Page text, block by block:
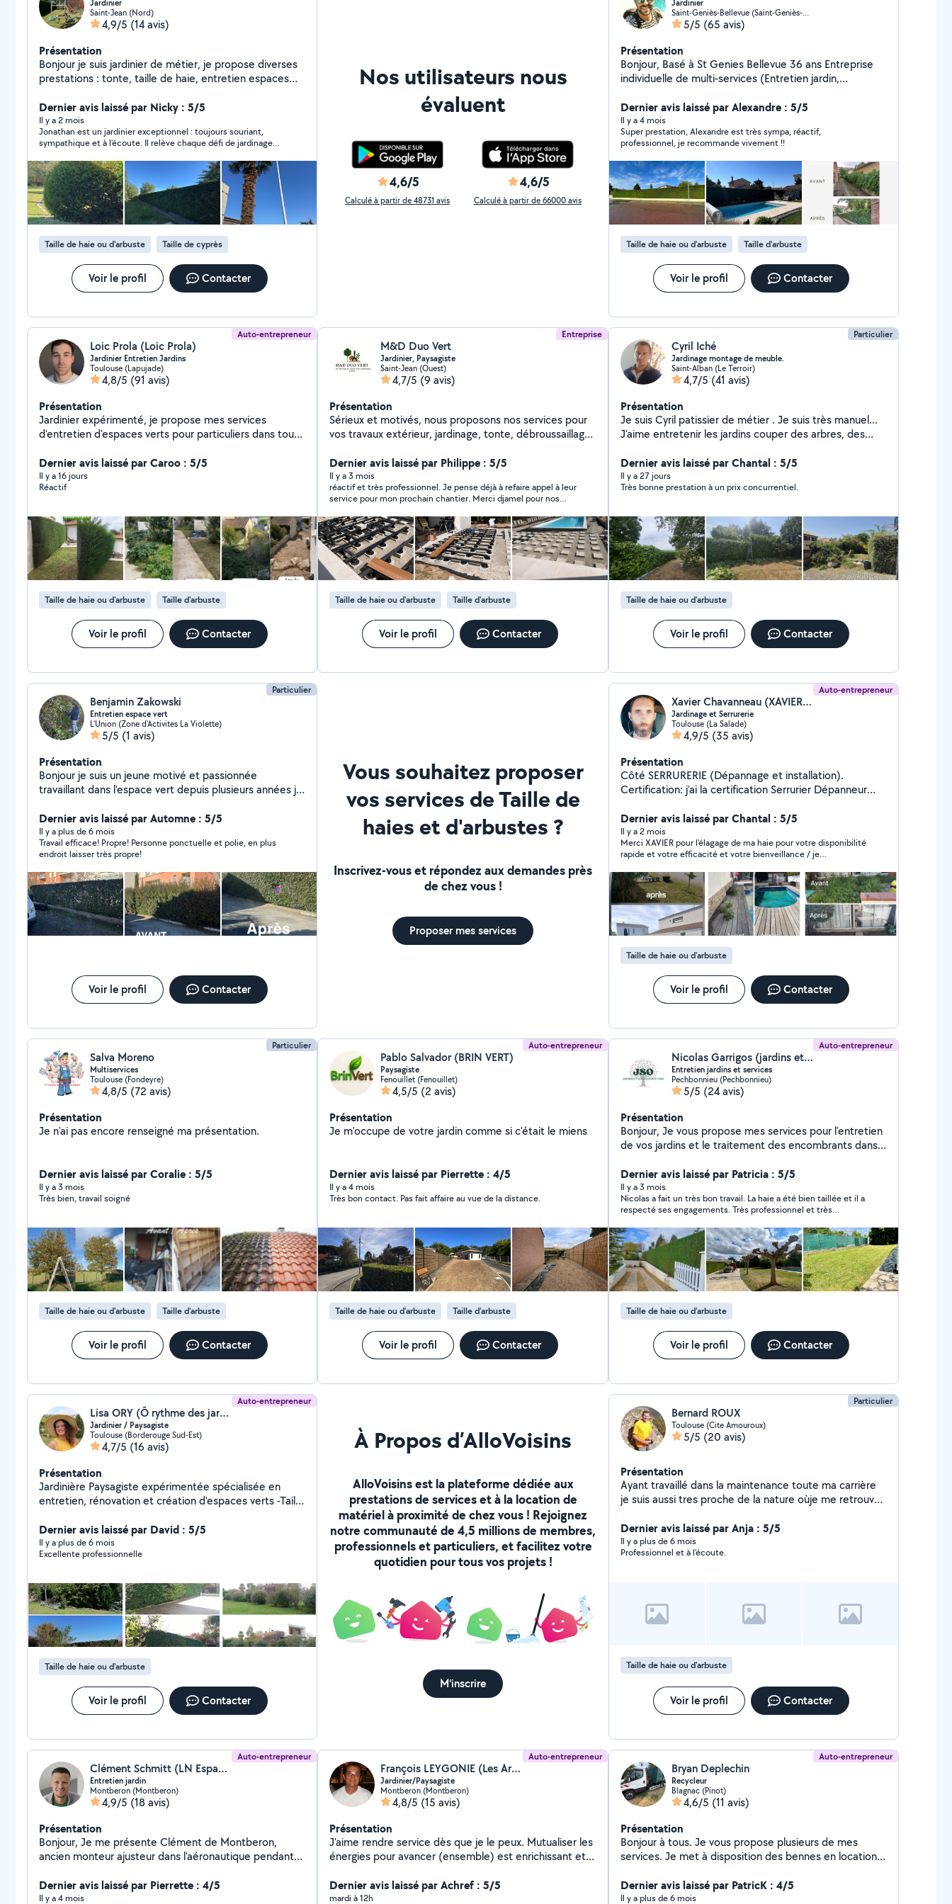
Jardinier
Saint-Jean (Nord)
4,9/5 (14 avis)
Présentation
Bonjour je suis jardinier de métier, je propose diverses
prestations : tonte, taille de haie, entretien espaces
matériel nécessaire : tondeuse, tailles haies thermique
et électrique sur perche, élagueuse sur perche,
débroussailleuse, échafaudage, grande remorque etc.
Au plaisir.
Dernier avis laissé par Nicky : 5/5
Il y a 2 mois
Jonathan est un jardinier exceptionnel : toujours souriant,
sympathique et à l’écoute. Il relève chaque défi de jardinage
d’humilité. Son efficacité est remarquable et il travaille toujours
dans la bonne humeur, ce qui rend les échanges très agréables.
En plus de la qualité irréprochable de son travail, ses tarifs sont
très justes au regard du résultat obtenu. Un excellent rapport
qualité/prix que je recommande sans hésitation !
Taille de haie ou d'arbuste Taille de cyprès
Voir le profil Contacter
Nos utilisateurs nous
évaluent
4,6/5
Calculé à partir de 48731 avis
4,6/5
Calculé à partir de 66000 avis
Jardinier
Saint-Geniès-Bellevue (Saint-Geniès-Bellevue)
5/5 (65 avis)
Présentation
Bonjour, Basé à St Genies Bellevue 36 ans Entreprise
individuelle de multi-services (Entretien jardin,
poubelles, mobiliers etc) Après 10 ans dans la salariat
pour une entreprise française, j'ai décidé de travailler à
mon compte et en extèrieur. Toujours aux services des
clients comme dans mon ancien métier, ça ça ne
change pas !
Dernier avis laissé par Alexandre : 5/5
Il y a 4 mois
Super prestation, Alexandre est très sympa, réactif,
professionnel, je recommande vivement !!
Taille de haie ou d'arbuste Taille d'arbuste
Voir le profil Contacter
Auto-entrepreneur
Loic Prola (Loic Prola)
Jardinier Entretien Jardins
Toulouse (Lapujade)
4,8/5 (91 avis)
Présentation
Jardinier expérimenté, je propose mes services
d'entretien d'espaces verts pour particuliers dans tout
(tondeuse et grandes surfaces au tracteur)
Débroussaillage Taille de haies Soufflage de feuilles
Désherbage et entretien général Je possède tout le
l'évacuation des déchets verts Plusieurs années
d'expérience Intervention rapide dans tout le 31
(Haute-Garonne) Devis gratuit sur demande
Dernier avis laissé par Caroo : 5/5
Il y a 16 jours
Réactif
Taille de haie ou d'arbuste Taille d'arbuste
Voir le profil Contacter
Entreprise
M&D Duo Vert
Jardinier, Paysagiste
Saint-Jean (Ouest)
4,7/5 (9 avis)
Présentation
Sérieux et motivés, nous proposons nos services pour
vos travaux extérieur, jardinage, tonte, débroussaillage,
création et aménagement de jardin, conception de
terrasses et terrassement d'allées etc Nous sommes
disponible rapidement. N'hésitez pas à nous contacter
!
Dernier avis laissé par Philippe : 5/5
Il y a 3 mois
réactif et très professionnel. Je pense déjà à refaire appel à leur
service pour mon prochain chantier. Merci djamel pour nos
Taille de haie ou d'arbuste Taille d'arbuste
Voir le profil Contacter
Particulier
Cyril Iché
Jardinage montage de meuble.
Saint-Alban (Le Terroir)
4,7/5 (41 avis)
Présentation
Je suis Cyril patissier de métier . Je suis très manuel...
J'aime entretenir les jardins couper des arbres, des
également des meubles. N'hésitez pas à me contacter
pour ces services..
Dernier avis laissé par Chantal : 5/5
Il y a 27 jours
Très bonne prestation à un prix concurrentiel.
Taille de haie ou d'arbuste
Voir le profil Contacter
Particulier
Benjamin Zakowski
Entretien espace vert
L'Union (Zone d'Activites La Violette)
5/5 (1 avis)
Présentation
Bonjour je suis un jeune motivé et passionnée
travaillant dans l'espace vert depuis plusieurs années je
entretien de jardin )
Dernier avis laissé par Automne : 5/5
Il y a plus de 6 mois
Travail efficace! Propre! Personne ponctuelle et polie, en plus
endroit laisser très propre!
Voir le profil Contacter
Vous souhaitez proposer
vos services de Taille de
haies et d'arbustes ?
Inscrivez-vous et répondez aux demandes près
de chez vous !
Proposer mes services
Auto-entrepreneur
Xavier Chavanneau (XAVIER SERRURIER 31 DEPANNAGE MULTISERVICES)
Jardinage et Serrurerie
Toulouse (La Salade)
4,9/5 (35 avis)
Présentation
Côté SERRURERIE (Dépannage et installation).
Certification: j'ai la certification Serrurier Dépanneur
claquée 24/24. Remplacement de cylindres toutes
marques. Installation de verrous et serrures. Côté
JARDIN (entretien et remise au propre). CESU
possible (crédit d'impôt à 50%) Tonte de pelouse et
débroussaillage. Tailles de haies arbustes et rosiers.
Évacuation des déchets verts. Dechetterie
Dernier avis laissé par Chantal : 5/5
Il y a 2 mois
Merci XAVIER pour l'élagage de ma haie pour votre disponibilité
rapide et votre efficacité et votre bienveillance / je
Taille de haie ou d'arbuste
Voir le profil Contacter
Particulier
Salva Moreno
Multiservices
Toulouse (Fondeyre)
4,8/5 (72 avis)
Présentation
Je n'ai pas encore renseigné ma présentation.
Dernier avis laissé par Coralie : 5/5
Il y a 3 mois
Très bien, travail soigné
Taille de haie ou d'arbuste Taille d'arbuste
Voir le profil Contacter
Auto-entrepreneur
Pablo Salvador (BRIN VERT)
Paysagiste
Fenouillet (Fenouillet)
4,5/5 (2 avis)
Présentation
Je m'occupe de votre jardin comme si c'était le miens
Dernier avis laissé par Pierrette : 4/5
Il y a 4 mois
Très bon contact. Pas fait affaire au vue de la distance.
Taille de haie ou d'arbuste Taille d'arbuste
Voir le profil Contacter
Auto-entrepreneur
Nicolas Garrigos (jardins et services Occitans)
Entretien jardins et services
Pechbonnieu (Pechbonnieu)
5/5 (24 avis)
Présentation
Bonjour, Je vous propose mes services pour l'entretien
de vos jardins et le traitement des encombrants dans
pelouse/débroussaillage Taille de haies/arbustes
Élagage/abattage Passage motoculteur Enlèvement
des déchets verts et encombrants Services + :
Ramassage de feuilles , Rangement de bois, Plantation,
Arrosage, Nettoyage , Karcher, débarras..
Dernier avis laissé par Patricia : 5/5
Il y a 3 mois
Nicolas a fait un très bon travail. La haie a été bien taillée et il a
respecté ses engagements. Très professionnel et très
travaux.
Taille de haie ou d'arbuste
Voir le profil Contacter
Auto-entrepreneur
Lisa ORY (Ô rythme des jardins)
Jardinier / Paysagiste
Toulouse (Borderouge Sud-Est)
4,7/5 (16 avis)
Présentation
Jardinière Paysagiste expérimentée spécialisée en
entretien, rénovation et création d'espaces verts -Taille
entretien de massifs -Évacuation de déchets verts -
Arrosage en goutte à goutte et programmation -
Scarification -Preparation de terrain pour un
de divers engins du bts -Livraisons jusqu'à 1 tonne -
Installation de treillis pour plantes grimpantes -
Installation de bâche anti germination -Pose de paillage
organique et minéral -Plantation de haie -Plantation
d'arbres -Elagage de fruitiers et arbres d'ornement -
Demoussage d'allees, façades, murets -Passage du
karsher -Création de potager surélevé -Taille
architecturale -Desherbage -Aménagement de balcon -
Production et vente de plants d'ornement -...
Dernier avis laissé par David : 5/5
Il y a plus de 6 mois
Excellente professionnelle
Taille de haie ou d'arbuste
Voir le profil Contacter
À Propos d’AlloVoisins
AlloVoisins est la plateforme dédiée aux
prestations de services et à la location de
matériel à proximité de chez vous ! Rejoignez
notre communauté de 4,5 millions de membres,
professionnels et particuliers, et facilitez votre
quotidien pour tous vos projets !
M'inscrire
Particulier
Bernard ROUX
Toulouse (Cite Amouroux)
5/5 (20 avis)
Présentation
Ayant travaillé dans la maintenance toute ma carrière
je suis aussi tres proche de la nature oùje me retrouve.
Dernier avis laissé par Anja : 5/5
Il y a plus de 6 mois
Professionnel et à l’écoute.
Taille de haie ou d'arbuste
Voir le profil Contacter
Auto-entrepreneur
Clément Schmitt (LN Espace vert)
Entretien jardin
Montberon (Montberon)
4,9/5 (18 avis)
Présentation
Bonjour, Je me présente Clément de Montberon,
ancien monteur ajusteur dans l'aéronautique pendant
pour pouvoir exercer ma passion. Je vous propose
donc mes services pour entretenir vos jardins et
Dernier avis laissé par Pierrette : 4/5
Il y a 4 mois
Auto-entrepreneur
François LEYGONIE (Les Arpents Verts)
Jardinier/Paysagiste
Montberon (Montberon)
4,8/5 (15 avis)
Présentation
J'aime rendre service dès que je le peux. Mutualiser les
énergies pour avancer (ensemble) est enrichissant et
compétences et ma disponibilité pour un
accompagnement dans la gestion de votre extérieur.
Dernier avis laissé par Achref : 5/5
mardi à 12h
Auto-entrepreneur
Bryan Deplechin
Recycleur
Blagnac (Pinot)
4,6/5 (11 avis)
Présentation
Bonjour à tous. Je vous propose plusieurs de mes
services. Je met à disposition des bennes en location
contacter.
Dernier avis laissé par PatricK : 4/5
Il y a plus de 6 mois